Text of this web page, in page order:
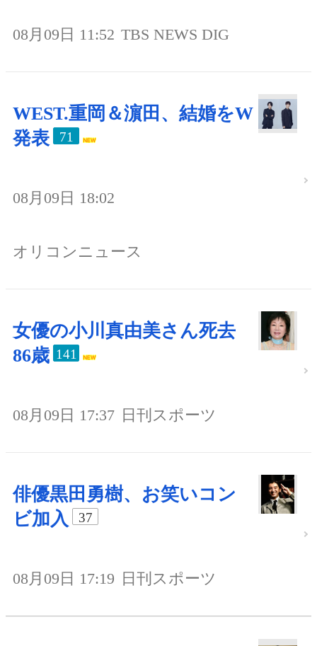
08月09日 11:52 TBS NEWS DIG
WEST.重岡＆濵田、結婚をW
発表
71
08月09日 18:02
オリコンニュース
女優の小川真由美さん死去
86歳 141
08月09日 17:37 日刊スポーツ
俳優黒田勇樹、お笑いコン
ビ加入
37
08月09日 17:19 日刊スポーツ